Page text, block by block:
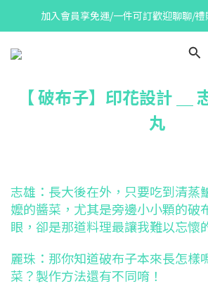
加入會員享免運/一件可訂歡迎聊聊/
【 破布子】印花設計 ＿
丸
志雄：長大後在外，只要吃到清蒸
嬤的醬菜，尤其是旁邊小小顆的破
眼，卻是那道料理最讓我難以忘懷
麗珠：那你知道破布子本來長怎樣
菜？製作方法還有不同唷！